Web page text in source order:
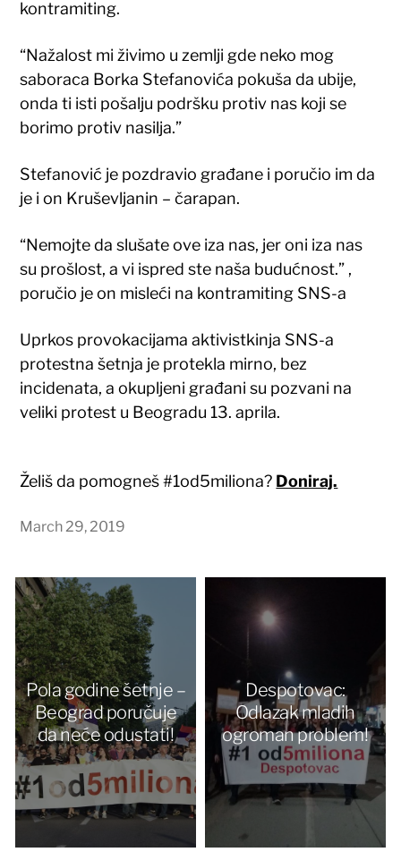
kontramiting.
“Nažalost mi živimo u zemlji gde neko mog
saboraca Borka Stefanovića pokuša da ubije,
onda ti isti pošalju podršku protiv nas koji se
borimo protiv nasilja.”
Stefanović je pozdravio građane i poručio im da
je i on Kruševljanin – čarapan.
“Nemojte da slušate ove iza nas, jer oni iza nas
su prošlost, a vi ispred ste naša budućnost.” ,
poručio je on misleći na kontramiting SNS-a
Uprkos provokacijama aktivistkinja SNS-a
protestna šetnja je protekla mirno, bez
incidenata, a okupljeni građani su pozvani na
veliki protest u Beogradu 13. aprila.
Želiš da pomogneš #1od5miliona? Doniraj.
March 29, 2019
Pola godine šetnje –
Beograd poručuje
da neće odustati!
Despotovac:
Odlazak mladih
ogroman problem!